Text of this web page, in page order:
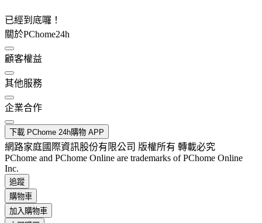
已經到底囉！
關於PChome24h
顧客權益
其他服務
企業合作
下載 PChome 24h購物 APP
網路家庭國際資訊股份有限公司 版權所有 轉載必究
PChome and PChome Online are trademarks of PChome Online
Inc.
追蹤
購物車
加入購物車